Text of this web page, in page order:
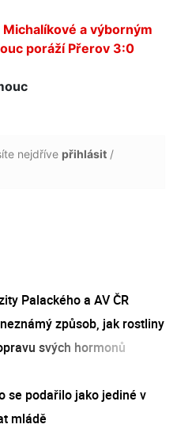
a výborným
poráží Přerov 3:0
nejdříve přihlásit /
Palackého a AV ČR
způsob, jak rostliny
svých hormonů
se podařilo jako jediné v
mládě